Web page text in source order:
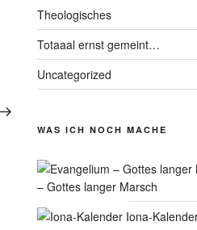
Nächster
Theologisches
Totaaal ernst gemeint…
Uncategorized
WAS ICH NOCH MACHE
– Gottes langer Marsch
Iona-